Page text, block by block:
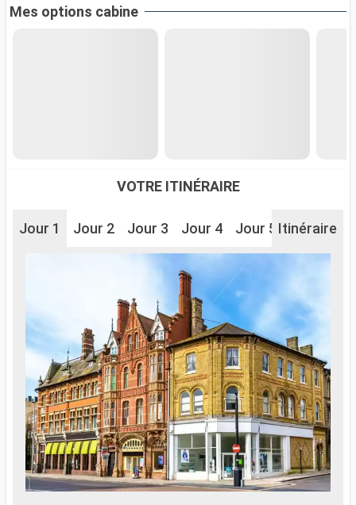
Mes options cabine
VOTRE ITINÉRAIRE
Jour 1 Jour 2 Jour 3 Jour 4 Jour 5 Jour 6
Itinéraire